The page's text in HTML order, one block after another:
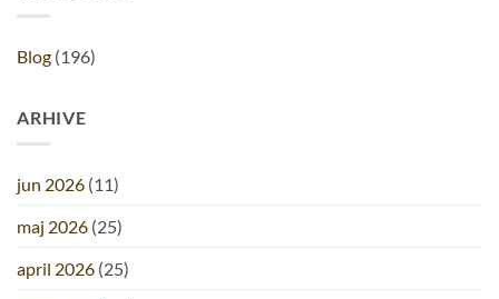
Blog (196)
ARHIVE
jun 2026 (11)
maj 2026 (25)
april 2026 (25)